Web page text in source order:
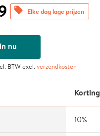
offers Elke dag lage prijzen
nu
BTW excl.verzendkosten
Korting
10%